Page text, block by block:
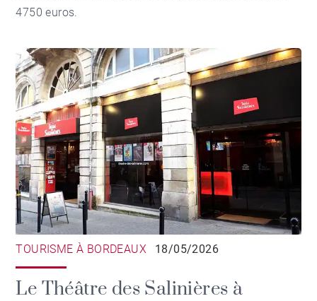
4750 euros.
TOURISME À BORDEAUX 18/05/2026
Le Théâtre des Salinières à